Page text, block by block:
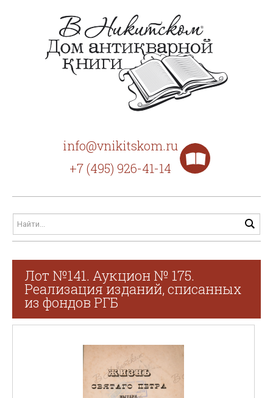
info@vnikitskom.ru
+7 (495) 926-41-14
Лот №141. Аукцион № 175.
Реализация изданий, списанных
из фондов РГБ